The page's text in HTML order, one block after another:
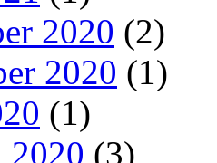
2020 (2)
2020 (1)
(1)
2020 (3)